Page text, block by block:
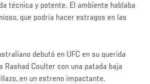
técnica y potente. El ambiente hablaba
que podría hacer estragos en las
debutó en UFC en su querida
Rashad Coulter con una patada baja
en un estreno impactante.